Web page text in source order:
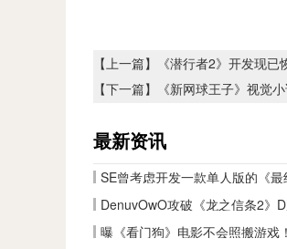
【上一篇】
《潜行者2》开发现
【下一篇】
《新网球王子》视觉
最新资讯
SE曾考虑开发一款单人版的《最
DenuvOwO攻破《龙之信条2》
曝《看门狗》电影不会照搬游戏